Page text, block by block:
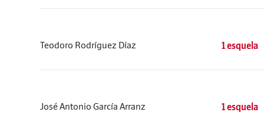
Teodoro Rodríguez Díaz 1 esquela
José Antonio García Arranz 1 esquela